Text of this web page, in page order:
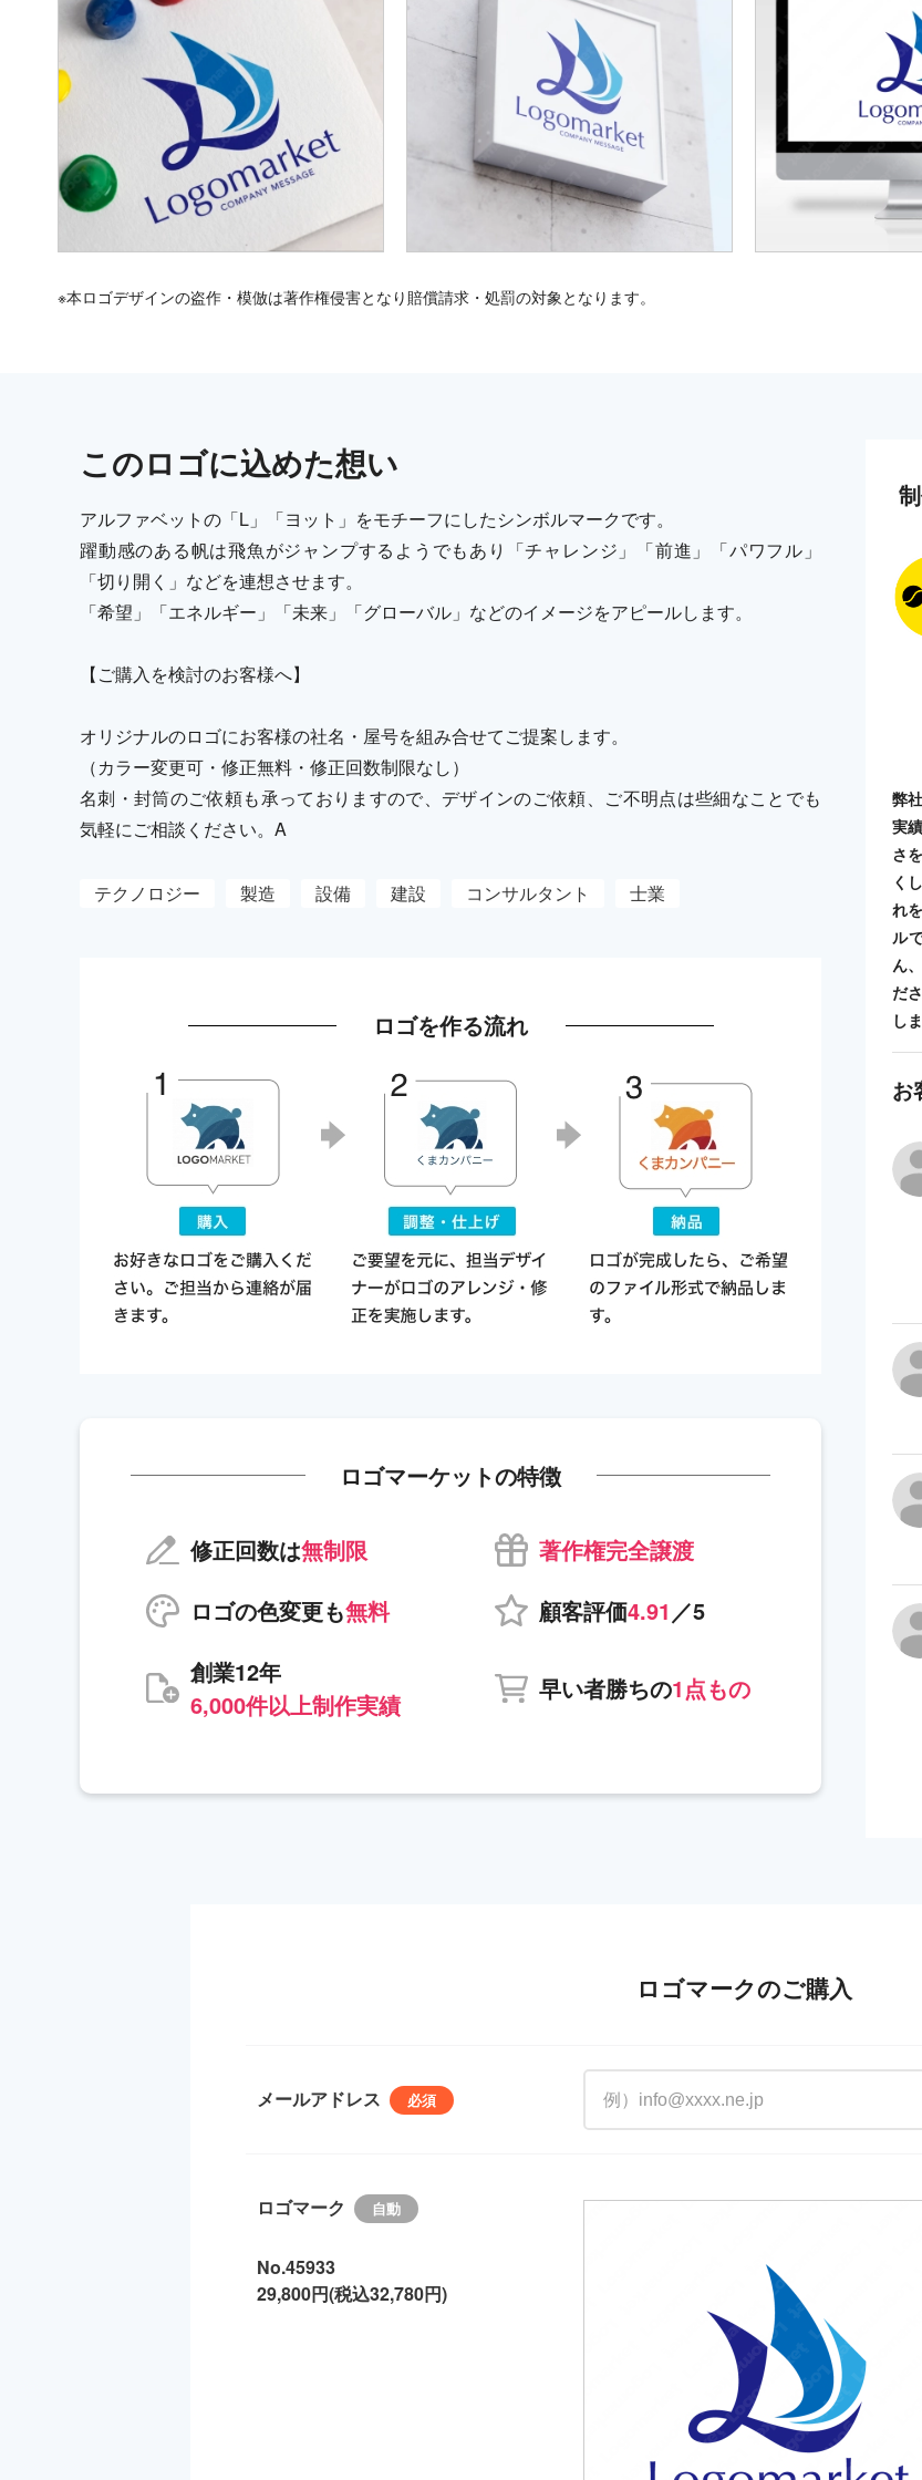
※本ロゴデザインの盗作・模倣は著作権侵害となり賠償請求・処罰の対象となります。
このロゴに込めた想い
アルファベットの「L」「ヨット」をモチーフにしたシンボルマークです。
躍動感のある帆は飛魚がジャンプするようでもあり「チャレンジ」「前進」「パワフル」
「切り開く」などを連想させます。
「希望」「エネルギー」「未来」「グローバル」などのイメージをアピールします。
【ご購入を検討のお客様へ】
オリジナルのロゴにお客様の社名・屋号を組み合せてご提案します。
（カラー変更可・修正無料・修正回数制限なし）
名刺・封筒のご依頼も承っておりますので、デザインのご依頼、ご不明点は些細なことでも
気軽にご相談ください。A
テクノロジー 製造 設備 建設 コンサルタント 士業
ロゴを作る流れ
ロゴマーケットの特徴
修正回数は無制限
著作権完全譲渡
ロゴの色変更も無料 顧客評価4.91 ／5
創業12年
6,000件以上制作実績
早い者勝ちの1点もの
弊
実
さ
く
れ
ル
ん
だ
し
お
ロゴマークのご購入
メールアドレス
ロゴマーク
No.45933
29,800円(税込32,780円)